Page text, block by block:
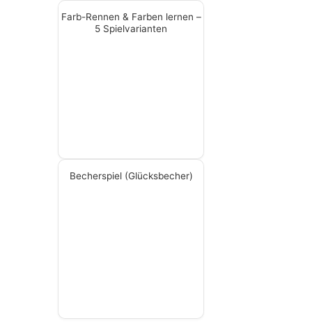
Farb-Rennen & Farben lernen –
5 Spielvarianten
Becherspiel (Glücksbecher)